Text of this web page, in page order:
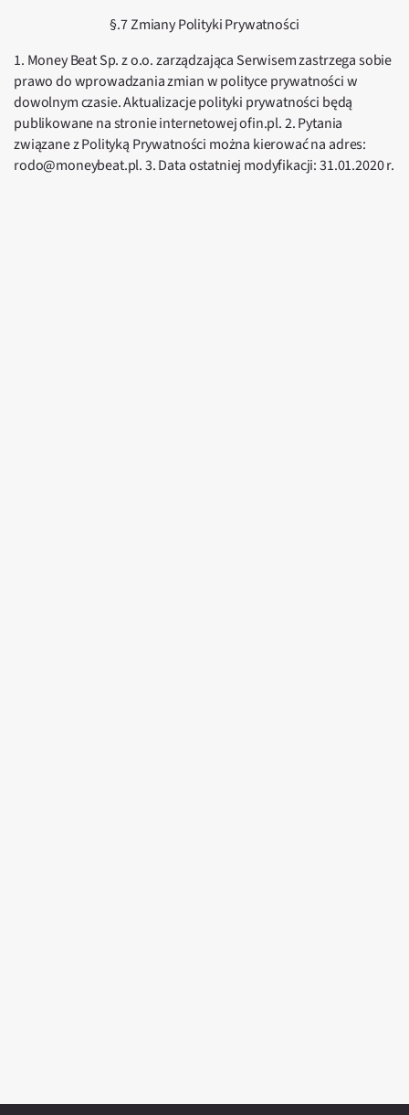
§.7 Zmiany Polityki Prywatności
1. Money Beat Sp. z o.o. zarządzająca Serwisem zastrzega sobie
prawo do wprowadzania zmian w polityce prywatności w
dowolnym czasie. Aktualizacje polityki prywatności będą
publikowane na stronie internetowej ofin.pl. 2. Pytania
związane z Polityką Prywatności można kierować na adres:
rodo@moneybeat.pl. 3. Data ostatniej modyfikacji: 31.01.2020 r.